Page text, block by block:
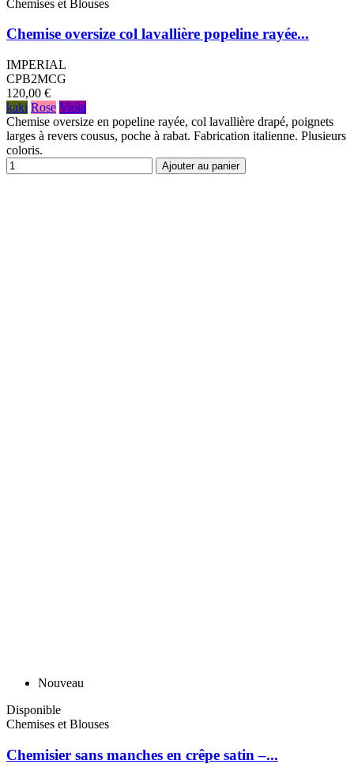
Chemises et Blouses
Chemise oversize col lavallière popeline rayée...
IMPERIAL
CPB2MCG
120,00 €
kaki Rose Viola
Chemise oversize en popeline rayée, col lavallière drapé, poignets
larges à revers cousus, poche à rabat. Fabrication italienne. Plusieurs
coloris.
Ajouter au panier
Nouveau
Disponible
Chemises et Blouses
Chemisier sans manches en crêpe satin –...